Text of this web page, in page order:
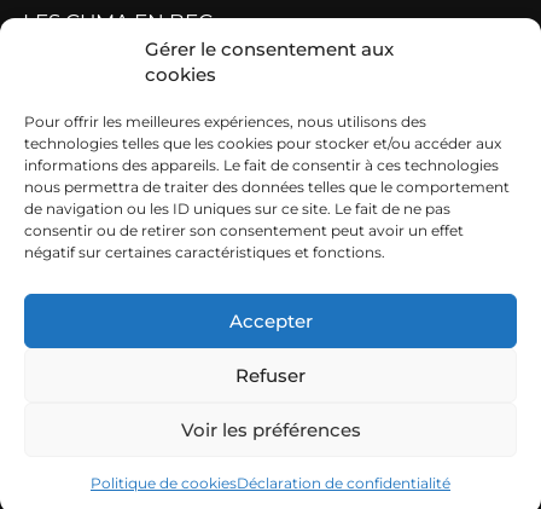
Gérer le consentement aux
cookies
Pour offrir les meilleures expériences, nous utilisons des
technologies telles que les cookies pour stocker et/ou accéder aux
informations des appareils. Le fait de consentir à ces technologies
nous permettra de traiter des données telles que le comportement
de navigation ou les ID uniques sur ce site. Le fait de ne pas
consentir ou de retirer son consentement peut avoir un effet
négatif sur certaines caractéristiques et fonctions.
Accepter
Refuser
Voir les préférences
Politique de cookiesDéclaration de confidentialité
LES CUMA EN BFC
L’annuaire cartographique des Cuma
Les Cuma départementales
GIEE
CHARGES DE MECANISATION
Calibrer ses prix
Les charges de mécanisation à la loupe en BFC
Efficience des chantiers en commun
CAMACUMA en région BFC
Mentions légales